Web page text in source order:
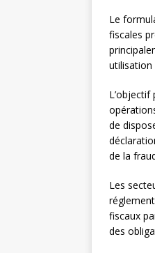
Le
fiscales
utilisation
de
de la
Les
fiscaux
des